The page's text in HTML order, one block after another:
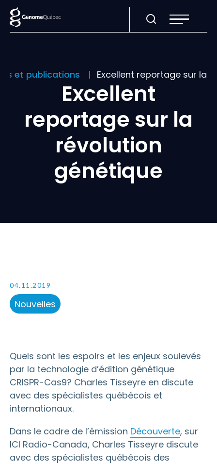
la
navigation
du
et publications Excellent reportage sur la
Excellent
reportage sur la
révolution
génétique
04.11.2019
Nouvelles
Quels sont les espoirs et les enjeux soulevés
par la technologie d’édition génétique
CRISPR-Cas9? Charles Tisseyre en discute
avec des spécialistes québécois et
internationaux.
Dans le cadre de l’émission Découverte, sur
ICI Radio-Canada, Charles Tisseyre discute
avec des spécialistes québécois des